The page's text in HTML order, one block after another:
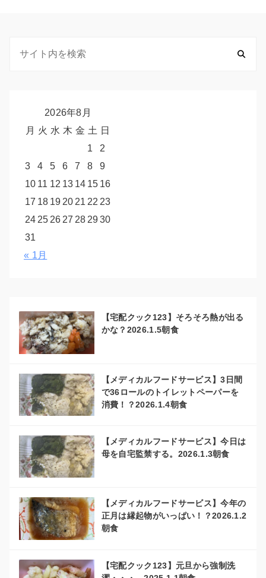
2026年8月
月 火 水 木 金 土 日
1
2
3
4 5 6 7 8
9
10 11 12 13 14 15 16
17 18 19202122 23
24252627 282930
31
« 1月
【宅配クック123】そろそろ熱が出る
かな？2026.1.5朝食
【メディカルフードサービス】3日間
で36ロールのトイレットペーパーを
消費！？2026.1.4朝食
【メディカルフードサービス】今日は
母を自宅監禁する。2026.1.3朝食
【メディカルフードサービス】今年の
正月は縁起物がいっぱい！？2026.1.2
朝食
【宅配クック123】元旦から強制洗